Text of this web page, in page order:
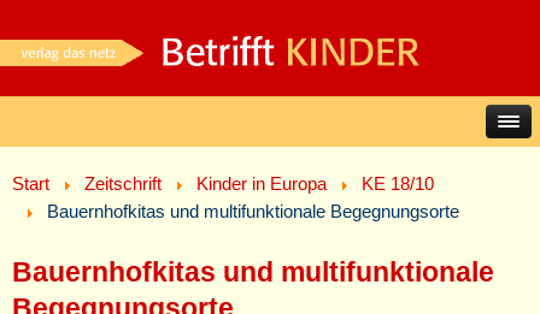
Start Zeitschrift Kinder in Europa
KE 18/10
Bauernhofkitas und multifunktionale Begegnungsorte
Bauernhofkitas und multifunktionale